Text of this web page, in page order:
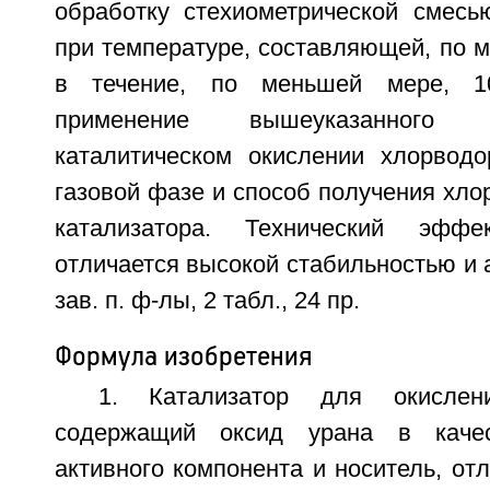
обработку стехиометрической
при температуре, составляющей, по
в течение, по меньшей мере,
применение вышеуказанного
каталитическом окислении
газовой фазе и способ получения
катализатора. Технический
отличается высокой стабильностью и
зав. п. ф-лы, 2 табл., 24 пр.
Формула изобретения
1. Катализатор для
содержащий оксид урана в
активного компонента и носитель,